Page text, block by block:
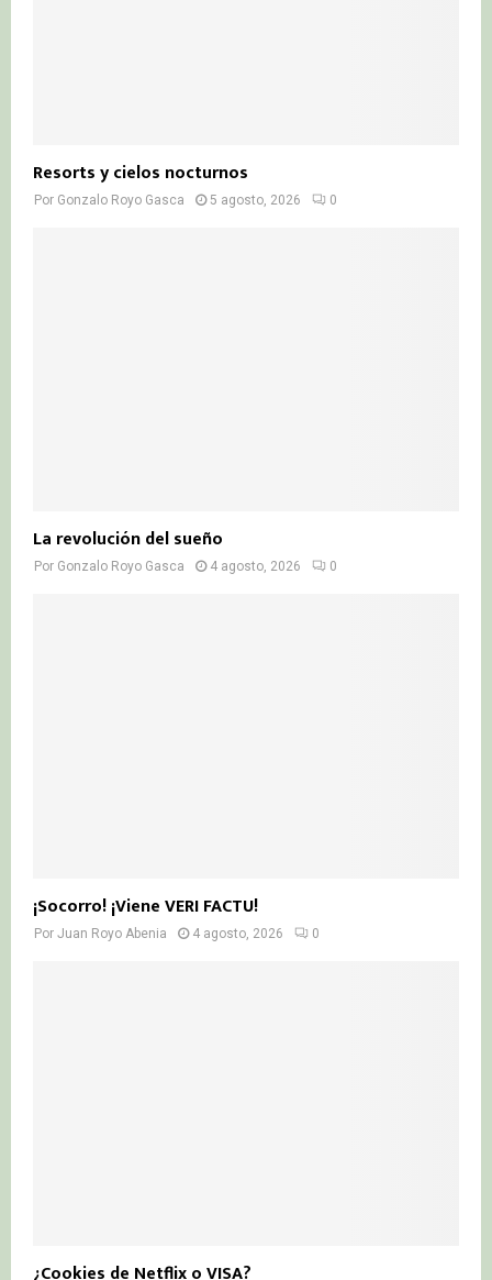
Resorts y cielos nocturnos
Por Gonzalo Royo Gasca 5 agosto, 2026 0
La revolución del sueño
Por Gonzalo Royo Gasca 4 agosto, 2026 0
¡Socorro! ¡Viene VERI FACTU!
Por Juan Royo Abenia 4 agosto, 2026 0
¿Cookies de Netflix o VISA?